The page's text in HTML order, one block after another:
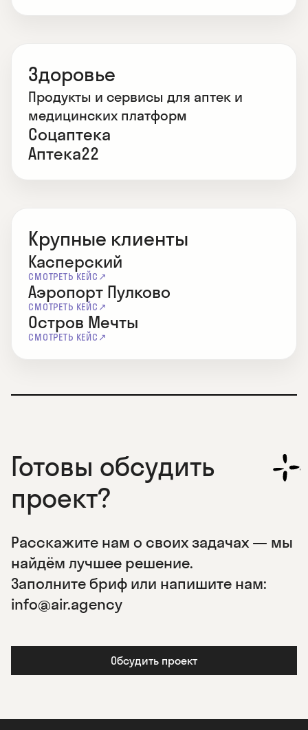
Здоровье
Продукты и сервисы для аптек и
медицинских платформ
Соцаптека
Аптека22
Крупные клиенты
Касперский
СМОТРЕТЬ КЕЙС
Аэропорт Пулково
СМОТРЕТЬ КЕЙС
Остров Мечты
СМОТРЕТЬ КЕЙС
Готовы обсудить
проект?
Расскажите нам о своих задачах — мы
найдём лучшее решение.
Заполните бриф или напишите нам:
info@air.agency
Обсудить проект